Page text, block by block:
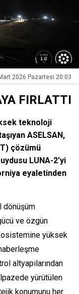
2026 Pazartesi 20:03
FIRLATTI
teknoloji
ASELSAN,
çözümü
LUNA-2’yi
eyaletinden
dönüşüm
ve özgün
yüksek
altyapılarından
yürütülen
konumunu her